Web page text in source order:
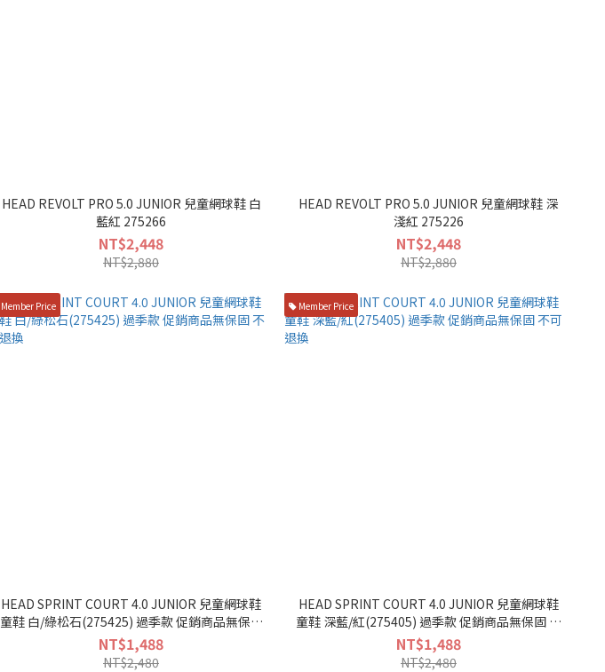
HEAD REVOLT PRO 5.0 JUNIOR 兒童網球鞋 白
藍紅 275266
NT$2,448
NT$2,880
HEAD REVOLT PRO 5.0 JUNIOR 兒童網球鞋 深
淺紅 275226
NT$2,448
NT$2,880
Member Price
HEAD SPRINT COURT 4.0 JUNIOR 兒童網球鞋
童鞋 白/綠松石(275425) 過季款 促銷商品無保固
不可退換
NT$1,488
NT$2,480
Member Price
HEAD SPRINT COURT 4.0 JUNIOR 兒童網球鞋
童鞋 深藍/紅(275405) 過季款 促銷商品無保固 不
可退換
NT$1,488
NT$2,480